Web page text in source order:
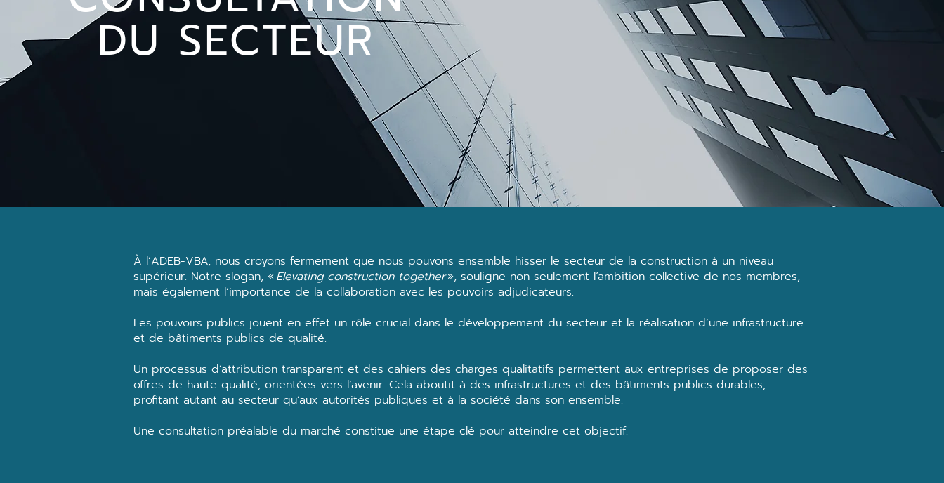
DU SECTEUR
À l’ADEB-VBA, nous croyons fermement que nous pouvons ensemble hisser le secteur de la construction à un niveau
supérieur. Notre slogan, «Elevating construction together», souligne non seulement l’ambition collective de nos membres,
mais également l’importance de la collaboration avec les pouvoirs adjudicateurs.
Les pouvoirs publics jouent en effet un rôle crucial dans le développement du secteur et la réalisation d’une infrastructure
et de bâtiments publics de qualité.
Un processus d’attribution transparent et des cahiers des charges qualitatifs permettent aux entreprises de proposer des
offres de haute qualité, orientées vers l’avenir. Cela aboutit à des infrastructures et des bâtiments publics durables,
profitant autant au secteur qu’aux autorités publiques et à la société dans son ensemble.
Une consultation préalable du marché constitue une étape clé pour atteindre cet objectif.